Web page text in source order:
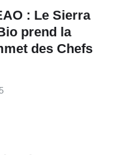
: Le Sierra
prend la
des Chefs